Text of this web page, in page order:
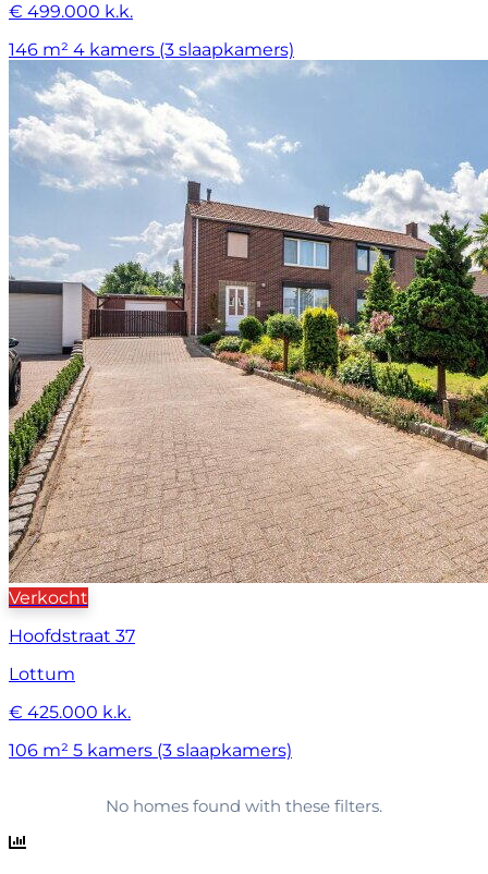
€ 499.000 k.k.
146 m² 4 kamers (3 slaapkamers)
Verkocht
Hoofdstraat 37
Lottum
€ 425.000 k.k.
106 m² 5 kamers (3 slaapkamers)
No homes found with these filters.